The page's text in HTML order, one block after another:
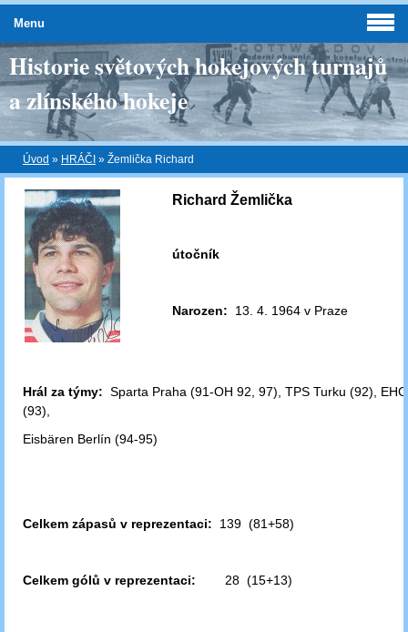
Historie světových hokejových turnajů
a zlínského hokeje
Úvod » HRÁČI » Žemlička Richard
Richard Žemlička
útočník
Narozen: 13. 4. 1964 v Praze
Hrál za týmy: Sparta Praha (91-OH 92, 97), TPS Turku (92),
(93),
Eisbären Berlín (94-95)
Celkem zápasů v reprezentaci: 139 (81+58)
Celkem gólů v reprezentaci: 28 (15+13)
Menu